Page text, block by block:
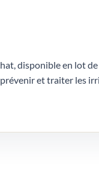
disponible en lot
et traiter les